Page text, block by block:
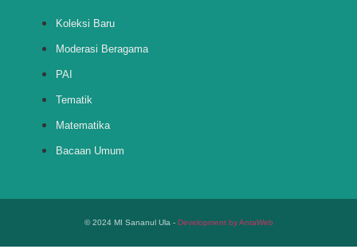
Koleksi Baru
Moderasi Beragama
PAI
Tematik
Matematika
Bacaan Umum
© 2024 MI Sananul Ula - Development by AntaWeb